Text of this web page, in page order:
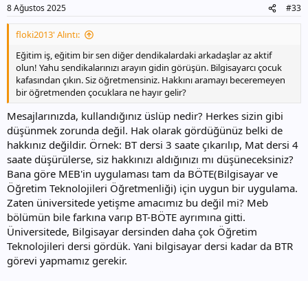
8 Ağustos 2025 #33
floki2013' Alıntı:
Eğitim iş, eğitim bir sen diğer dendikalardaki arkadaşlar az aktif
olun! Yahu sendikalarınızı arayın gidin görüşün. Bilgisayarcı çocuk
kafasından çıkın. Siz öğretmensiniz. Hakkını aramayı beceremeyen
bir öğretmenden çocuklara ne hayır gelir?
Mesajlarınızda, kullandığınız üslüp nedir? Herkes sizin gibi
düşünmek zorunda değil. Hak olarak gördüğünüz belki de
hakkınız değildir. Örnek: BT dersi 3 saate çıkarılıp, Mat dersi 4
saate düşürülerse, siz hakkınızı aldığınızı mı düşüneceksiniz?
Bana göre MEB'in uygulaması tam da BÖTE(Bilgisayar ve
Öğretim Teknolojileri Öğretmenliği) için uygun bir uygulama.
Zaten üniversitede yetişme amacımız bu değil mi? Meb
bölümün bile farkına varıp BT-BÖTE ayrımına gitti.
Üniversitede, Bilgisayar dersinden daha çok Öğretim
Teknolojileri dersi gördük. Yani bilgisayar dersi kadar da BTR
görevi yapmamız gerekir.